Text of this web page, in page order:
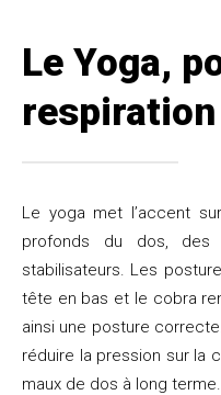
Le Yoga,
respiration
Le yoga met l’accent
profonds du dos, des
stabilisateurs. Les
tête en bas et le cobra
ainsi une posture
réduire la pression sur la
maux de dos à long terme.